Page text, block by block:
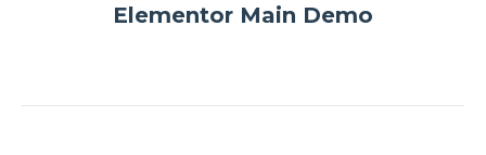
Elementor Main Demo